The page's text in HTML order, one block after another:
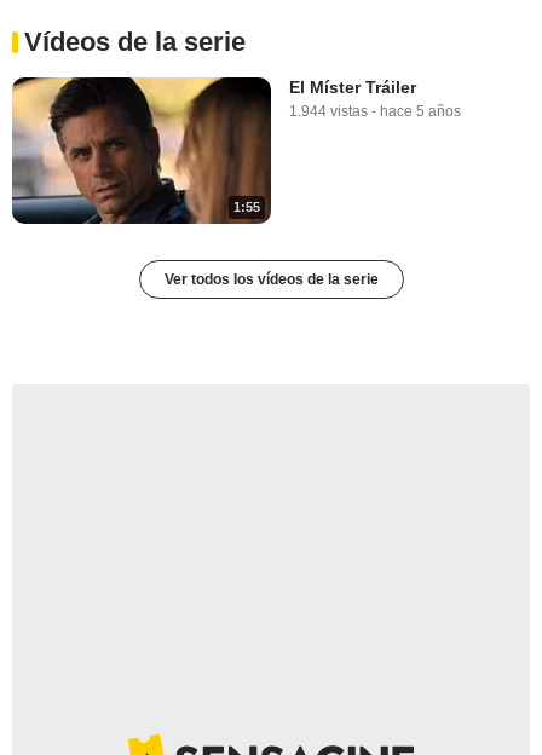
Vídeos de la serie
1:55
El Míster Tráiler
1.944 vistas - hace 5 años
Ver todos los vídeos de la serie